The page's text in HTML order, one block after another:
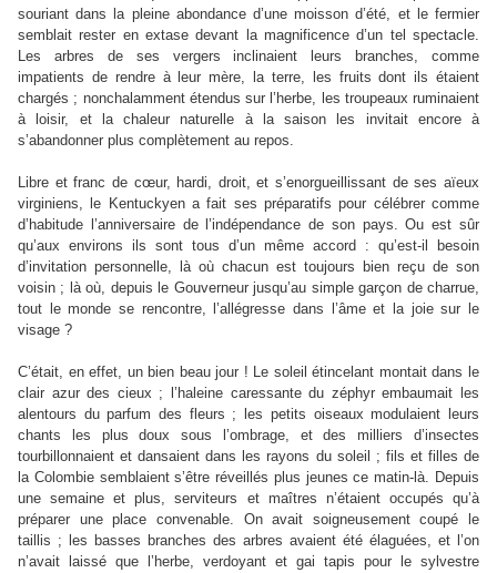
souriant dans la pleine abondance d’une moisson d’été, et le fermier
semblait rester en extase devant la magnificence d’un tel spectacle.
Les arbres de ses vergers inclinaient leurs branches, comme
impatients de rendre à leur mère, la terre, les fruits dont ils étaient
chargés ; nonchalamment étendus sur l’herbe, les troupeaux ruminaient
à loisir, et la chaleur naturelle à la saison les invitait encore à
s’abandonner plus complètement au repos.
Libre et franc de cœur, hardi, droit, et s’enorgueillissant de ses aïeux
virginiens, le Kentuckyen a fait ses préparatifs pour célébrer comme
d’habitude l’anniversaire de l’indépendance de son pays. Ou est sûr
qu’aux environs ils sont tous d’un même accord : qu’est-il besoin
d’invitation personnelle, là où chacun est toujours bien reçu de son
voisin ; là où, depuis le Gouverneur jusqu’au simple garçon de charrue,
tout le monde se rencontre, l’allégresse dans l’âme et la joie sur le
visage ?
C’était, en effet, un bien beau jour ! Le soleil étincelant montait dans le
clair azur des cieux ; l’haleine caressante du zéphyr embaumait les
alentours du parfum des fleurs ; les petits oiseaux modulaient leurs
chants les plus doux sous l’ombrage, et des milliers d’insectes
tourbillonnaient et dansaient dans les rayons du soleil ; fils et filles de
la Colombie semblaient s’être réveillés plus jeunes ce matin-là. Depuis
une semaine et plus, serviteurs et maîtres n’étaient occupés qu’à
préparer une place convenable. On avait soigneusement coupé le
taillis ; les basses branches des arbres avaient été élaguées, et l’on
n’avait laissé que l’herbe, verdoyant et gai tapis pour le sylvestre